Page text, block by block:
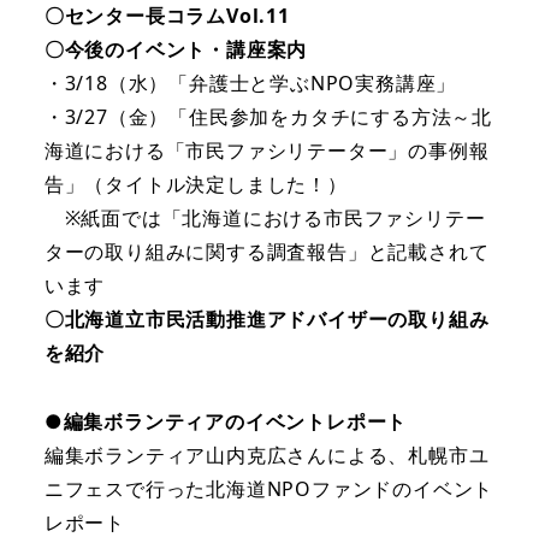
〇センター長コラムVol.11
〇今後のイベント・講座案内
・3/18（水）「弁護士と学ぶNPO実務講座」
・3/27（金）「住民参加をカタチにする方法～北
海道における「市民ファシリテーター」の事例報
告」（タイトル決定しました！）
※紙面では「北海道における市民ファシリテー
ターの取り組みに関する調査報告」と記載されて
います
〇北海道立市民活動推進アドバイザーの取り組み
を紹介
●編集ボランティアのイベントレポート
編集ボランティア山内克広さんによる、札幌市ユ
ニフェスで行った北海道NPOファンドのイベント
レポート